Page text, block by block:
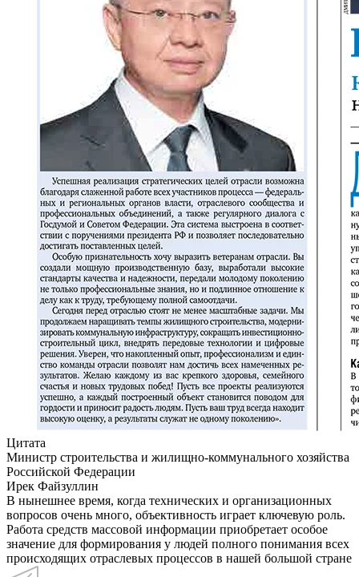
Цитата
Министр строительства и жилищно-коммунального хозяйства
Российской Федерации
Ирек Файзуллин
В нынешнее время, когда технических и организационных
вопросов очень много, объективность играет ключевую роль.
Работа средств массовой информации приобретает особое
значение для формирования у людей полного понимания всех
происходящих отраслевых процессов в нашей большой стране